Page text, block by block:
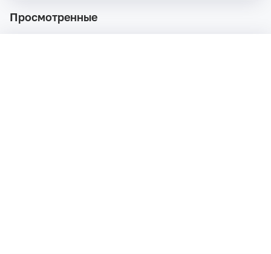
Просмотренные